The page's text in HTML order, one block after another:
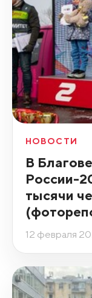
НОВОСТИ
В
России-
тысячи
12 февраля